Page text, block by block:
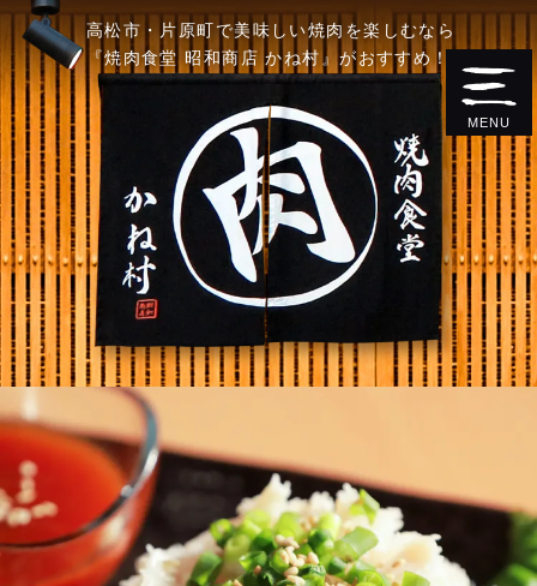
高松市・片原町で美味しい焼肉を楽しむなら
『焼肉食堂 昭和商店 かね村』がおすすめ！
MENU